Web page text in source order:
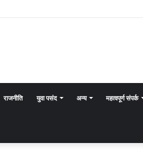
राजनीति युवा पसंद अन्य महत्वपूर्ण संपर्क